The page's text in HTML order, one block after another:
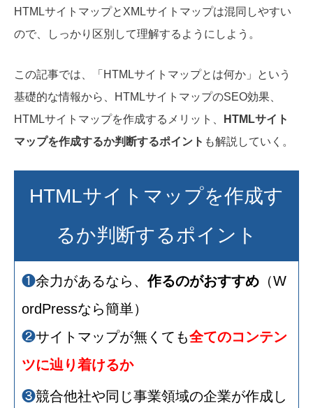
HTMLサイトマップとXMLサイトマップは混同しやすい
ので、しっかり区別して理解するようにしよう。
この記事では、「HTMLサイトマップとは何か」という
基礎的な情報から、HTMLサイトマップのSEO効果、
HTMLサイトマップを作成するメリット、
HTMLサイト
マップを作成するか判断するポイント も解説していく。
HTMLサイトマップを作成す
るか判断するポイント
❶余力があるなら、作るのがおすすめ （W
ordPressなら簡単）
❷サイトマップが無くても全てのコンテン
ツに辿り着けるか
❸競合他社や同じ事業領域の企業が作成し